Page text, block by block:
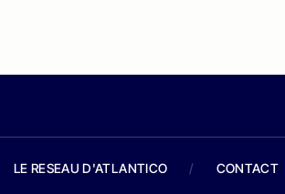
LE RESEAU D'ATLANTICO / CONTACT